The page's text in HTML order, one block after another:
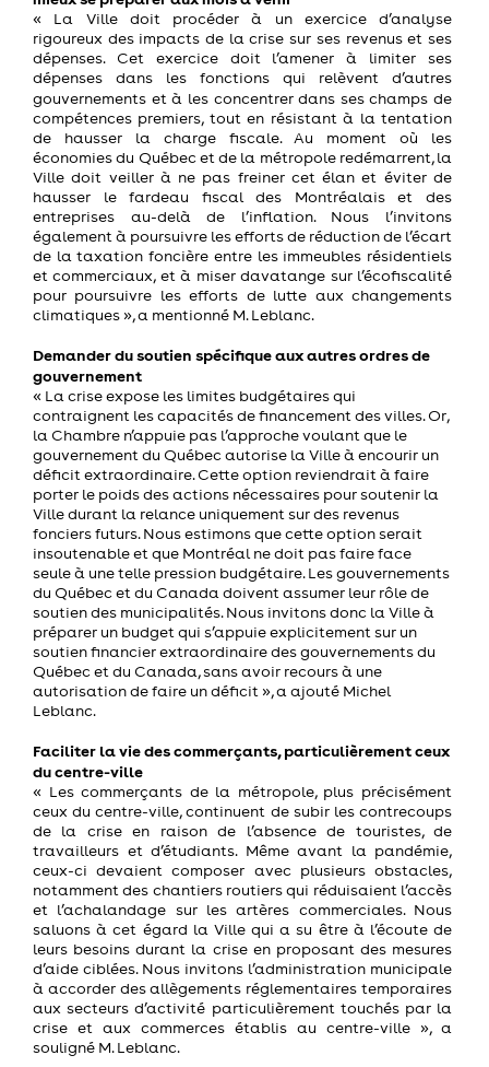
« La Ville doit procéder à un exercice d’analyse
rigoureux des impacts de la crise sur ses revenus et ses
dépenses. Cet exercice doit l’amener à limiter ses
dépenses dans les fonctions qui relèvent d’autres
gouvernements et à les concentrer dans ses champs de
compétences premiers, tout en résistant à la tentation
de hausser la charge fiscale. Au moment où les
économies du Québec et de la métropole redémarrent, la
Ville doit veiller à ne pas freiner cet élan et éviter de
hausser le fardeau fiscal des Montréalais et des
entreprises au-delà de l’inflation. Nous l’invitons
également à poursuivre les efforts de réduction de l’écart
de la taxation foncière entre les immeubles résidentiels
et commerciaux, et à miser davatange sur l’écofiscalité
pour poursuivre les efforts de lutte aux changements
climatiques », a mentionné M. Leblanc.
Demander du soutien spécifique aux autres ordres de
gouvernement
« La crise expose les limites budgétaires qui
contraignent les capacités de financement des villes. Or,
la Chambre n’appuie pas l’approche voulant que le
gouvernement du Québec autorise la Ville à encourir un
déficit extraordinaire. Cette option reviendrait à faire
porter le poids des actions nécessaires pour soutenir la
Ville durant la relance uniquement sur des revenus
fonciers futurs. Nous estimons que cette option serait
insoutenable et que Montréal ne doit pas faire face
seule à une telle pression budgétaire. Les gouvernements
du Québec et du Canada doivent assumer leur rôle de
soutien des municipalités. Nous invitons donc la Ville à
préparer un budget qui s’appuie explicitement sur un
soutien financier extraordinaire des gouvernements du
Québec et du Canada, sans avoir recours à une
autorisation de faire un déficit », a ajouté Michel
Leblanc.
Faciliter la vie des commerçants, particulièrement ceux
du centre-ville
« Les commerçants de la métropole, plus précisément
ceux du centre-ville, continuent de subir les contrecoups
de la crise en raison de l’absence de touristes, de
travailleurs et d’étudiants. Même avant la pandémie,
ceux-ci devaient composer avec plusieurs obstacles,
notamment des chantiers routiers qui réduisaient l’accès
et l’achalandage sur les artères commerciales. Nous
saluons à cet égard la Ville qui a su être à l’écoute de
leurs besoins durant la crise en proposant des mesures
d’aide ciblées. Nous invitons l’administration municipale
à accorder des allègements réglementaires temporaires
aux secteurs d’activité particulièrement touchés par la
crise et aux commerces établis au centre-ville », a
souligné M. Leblanc.